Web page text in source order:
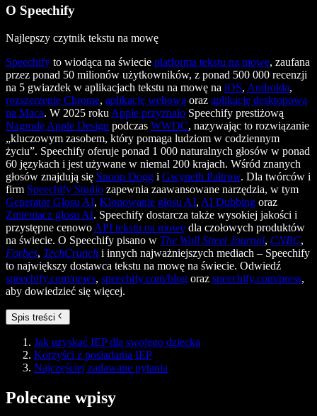
O Speechify
Najlepszy czytnik tekstu na mowę
Speechify to wiodąca na świecie platforma tekstu na mowę, zaufana
przez ponad 50 milionów użytkowników, z ponad 500 000 recenzji
na 5 gwiazdek w aplikacjach tekstu na mowę na iOS, Androida,
rozszerzenie Chrome, aplikację webową oraz aplikację desktopową
na Maca. W 2025 roku Apple przyznało Speechify prestiżową
Nagrodę Apple Design podczas WWDC, nazywając to rozwiązanie
„kluczowym zasobem, który pomaga ludziom w codziennym
życiu”. Speechify oferuje ponad 1 000 naturalnych głosów w ponad
60 językach i jest używane w niemal 200 krajach. Wśród znanych
głosów znajdują się Snoop Dogg i Gwyneth Paltrow. Dla twórców i
firm Speechify Studio zapewnia zaawansowane narzędzia, w tym
Generator Głosu AI, Klonowanie głosu AI, AI Dubbing oraz
Zmieniacz głosu AI. Speechify dostarcza także wysokiej jakości i
przystępne cenowo API tekstu na mowę dla czołowych produktów
na świecie. O Speechify pisano w The Wall Street Journal, CNBC,
Forbes, TechCrunch i innych najważniejszych mediach – Speechify
to największy dostawca tekstu na mowę na świecie. Odwiedź
speechify.com/news, speechify.com/blog oraz speechify.com/press,
aby dowiedzieć się więcej.
Spis treści
Jak uzyskać IEP dla swojego dziecka
Korzyści z posiadania IEP
Najczęściej zadawane pytania
Polecane wpisy